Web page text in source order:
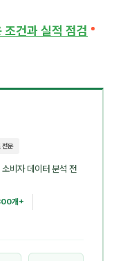
건과 실적 점검
전문
소비자 데이터 분석 전
개+